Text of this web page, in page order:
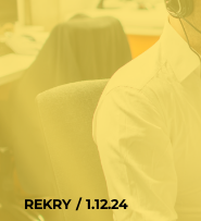
REKRY / 1.12.24